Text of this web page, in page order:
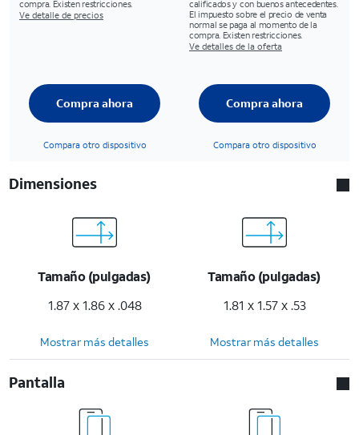
compra. Existen restricciones.
Ve detalle de precios
calificados y con buenos antecedentes.
El impuesto sobre el precio de venta
normal se paga al momento de la
compra. Existen restricciones.
Ve detalles de la oferta
Compra ahora
Compara otro dispositivo
Compra ahora
Compara otro dispositivo
Dimensiones
Tamaño (pulgadas)
1.87 x 1.86 x .048
Tamaño (pulgadas)
1.81 x 1.57 x .53
Mostrar más detalles Mostrar más detalles
Pantalla